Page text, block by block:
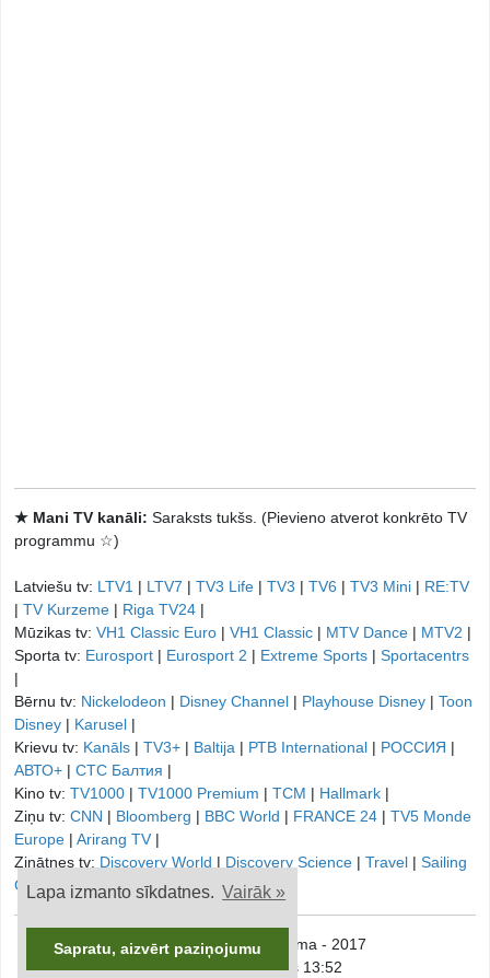
Lapa izmanto sīkdatnes. Vairāk »
Sapratu, aizvērt paziņojumu
★ Mani TV kanāli: Saraksts tukšs. (Pievieno atverot konkrēto TV
programmu ☆)
Latviešu tv: LTV1 | LTV7 | TV3 Life | TV3 | TV6 | TV3 Mini | RE:TV
| TV Kurzeme | Riga TV24 |
Mūzikas tv: VH1 Classic Euro | VH1 Classic | MTV Dance | MTV2 |
Sporta tv: Eurosport | Eurosport 2 | Extreme Sports | Sportacentrs
|
Bērnu tv: Nickelodeon | Disney Channel | Playhouse Disney | Toon
Disney | Karusel |
Krievu tv: Kanāls | TV3+ | Baltija | РТB International | РОССИЯ |
АВТО+ | СТС Балтия |
Kino tv: TV1000 | TV1000 Premium | TCM | Hallmark |
Ziņu tv: CNN | Bloomberg | BBC World | FRANCE 24 | TV5 Monde
Europe | Arirang TV |
Zinātnes tv: Discovery World | Discovery Science | Travel | Sailing
Channel|
© onTV.LV - TV Programma - 2017
Sestdiena, 8. augusts 13:52